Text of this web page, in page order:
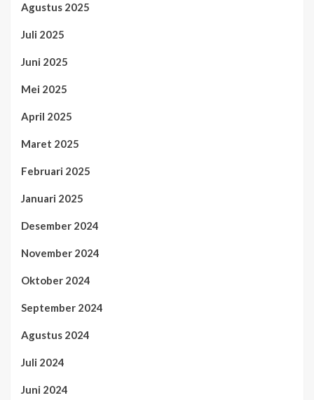
Agustus 2025
Juli 2025
Juni 2025
Mei 2025
April 2025
Maret 2025
Februari 2025
Januari 2025
Desember 2024
November 2024
Oktober 2024
September 2024
Agustus 2024
Juli 2024
Juni 2024